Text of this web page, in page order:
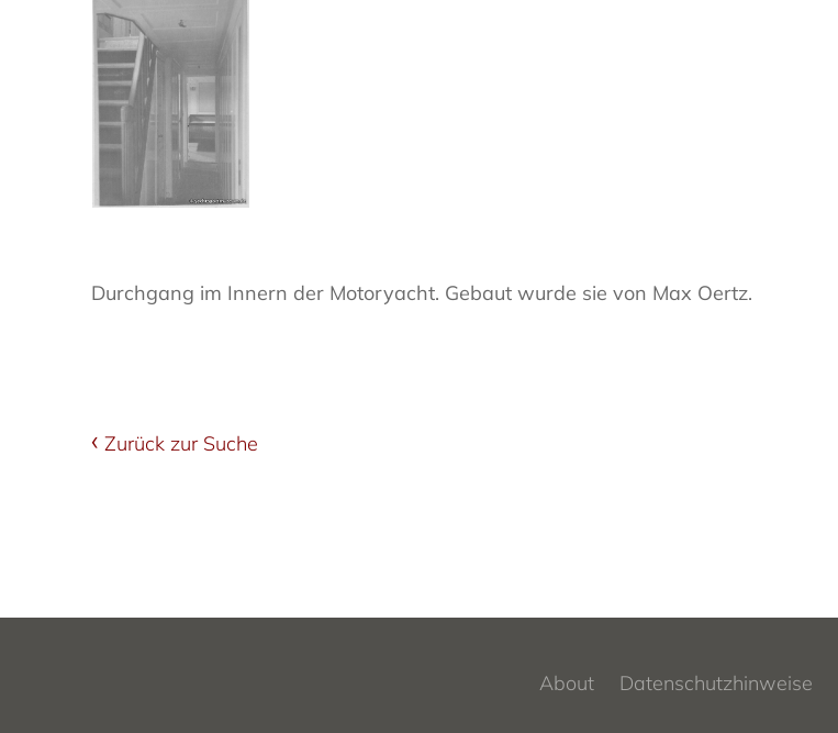
Durchgang im Innern der Motoryacht. Gebaut wurde sie von Max Oertz.
Zurück zur Suche
About Datenschutzhinweise